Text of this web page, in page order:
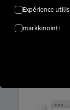
Utilisez-
étape
de la
vos
Expérience
markkinointi